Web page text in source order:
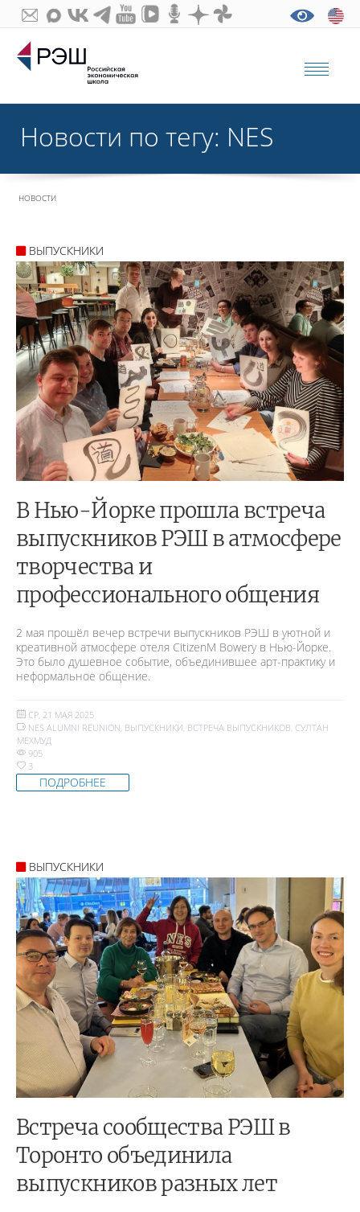
Новости по тегу: NES
НОВОСТИ
ВЫПУСКНИКИ
В Нью-Йорке прошла встреча
выпускников РЭШ в атмосфере
творчества и
профессионального общения
2 мая прошёл вечер встречи выпускников РЭШ в уютной и
креативной атмосфере отеля CitizenM Bowery в Нью-Йорке.
Это было душевное событие, объединившее арт-практику и
неформальное общение.
СР, 21 МАЯ 2025
NES ALUMNI REUNION, ВЫПУСКНИКИ, ВСТРЕЧА ВЫПУСКНИКОВ, СУЛТАН
МЕХМУД
905
3
ПОДРОБНЕЕ
ВЫПУСКНИКИ
Встреча сообщества РЭШ в
Торонто объединила
выпускников разных лет